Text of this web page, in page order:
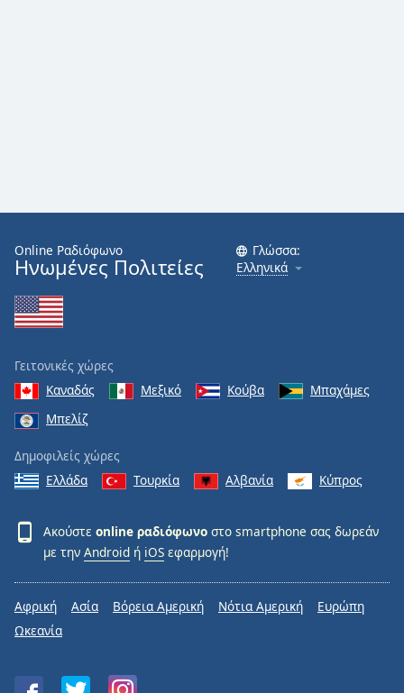
Online Ραδιόφωνο
Ηνωμένες Πολιτείες
Γλώσσα:
Ελληνικά
Γειτονικές χώρες
Καναδάς
Μεξικό Κούβα
Μπαχάμες
Μπελίζ
Δημοφιλείς χώρες
Ελλάδα
Τουρκία Αλβανία Κύπρος
Ακούστε online ραδιόφωνο στο smartphone σας δωρεάν
με την Android ή iOS εφαρμογή!
Αφρική Ασία Βόρεια Αμερική Νότια Αμερική
Ευρώπη
Ωκεανία